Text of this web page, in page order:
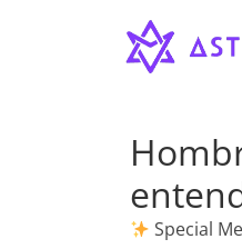
Blog
Special